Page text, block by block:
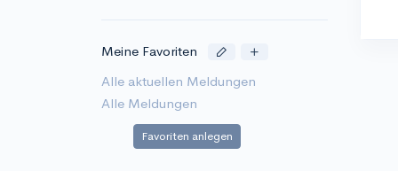
Meine Favoriten
Alle aktuellen Meldungen
Alle Meldungen
Favoriten anlegen